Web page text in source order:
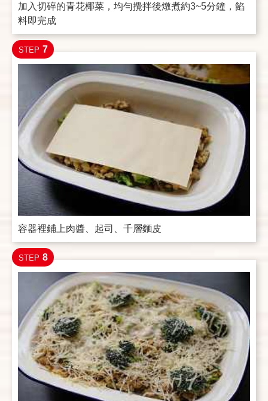
加入切碎的青花椰菜，均勻攪拌後燉煮約3~5分鐘，餡
料即完成
STEP 7
容器裡鋪上肉醬、起司、千層麵皮
STEP 8